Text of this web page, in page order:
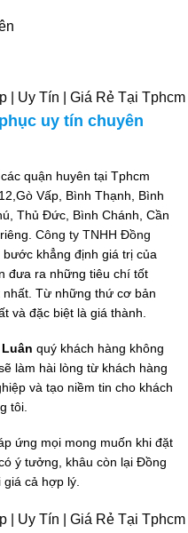
uy tín chuyên
quận huyên tại Tphcm
Vấp, Bình Thạnh, Bình
Thủ Đức, Bình Chánh, Cần
Công ty TNHH Đồng
khẳng định giá trị của
đưa ra những tiêu chí tốt
Từ những thứ cơ bản
và đặc biệt là giá thành.
quý khách hàng không
làm hài lòng từ khách hàng
và tạo niềm tin cho khách
tôi.
ứng mọi mong muốn khi đặt
ý tưởng, khâu còn lại Đồng
giá cả hợp lý.